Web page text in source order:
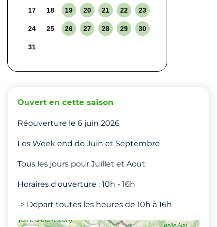
17 18 19 20 21 22 23
24 25 26 27 28 29 30
31
Ouvert en cette saison
Réouverture le 6 juin 2026
Les Week end de Juin et Septembre
Tous les jours pour Juillet et Aout
Horaires d'ouverture : 10h - 16h
-> Départ toutes les heures de 10h à 16h